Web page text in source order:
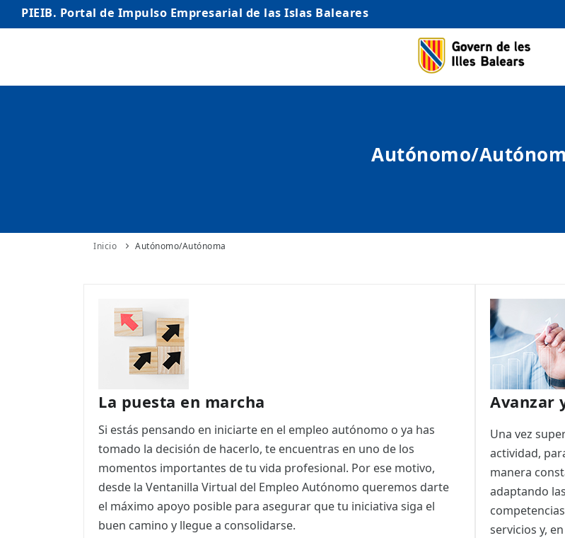
PIEIB. Portal de Impulso Empresarial de las Islas Baleares
INICIO
INTERNACIONALIZACIÓN
Autónomo/
Inicio Autónomo/Autónoma
La puesta en marcha
Si estás pensando en iniciarte en el empleo autónomo o ya has
tomado la decisión de hacerlo, te encuentras en uno de los
momentos importantes de tu vida profesional. Por ese motivo,
desde la Ventanilla Virtual del Empleo Autónomo queremos darte
el máximo apoyo posible para asegurar que tu iniciativa siga el
buen camino y llegue a consolidarse.
Avanzar
Una vez
actividad,
manera
adaptando
servicios y,